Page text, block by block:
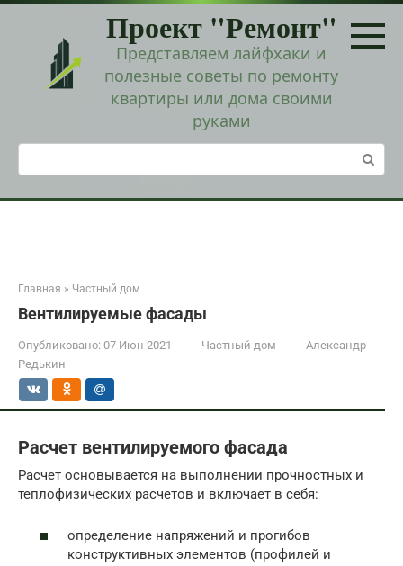
Перейти
Проект "Ремонт"
Представляем лайфхаки и
полезные советы по ремонту
квартиры или дома своими
руками
Поиск:
Главная » Частный дом
Вентилируемые фасады
Опубликовано: 07 Июн 2021 Частный дом
Александр
Редькин
Расчет вентилируемого фасада
Расчет основывается на выполнении прочностных и
теплофизических расчетов и включает в себя:
определение напряжений и прогибов
конструктивных элементов (профилей и